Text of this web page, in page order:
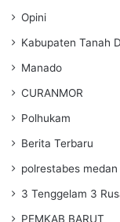
Opini
Kabupaten Tanah
Manado
CURANMOR
Polhukam
Berita Terbaru
polrestabes medan
3 Tenggelam 3
PEMKAB BARUT